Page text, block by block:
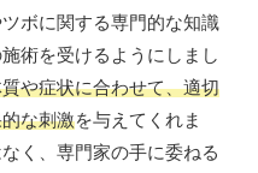
ボに関する専門的な知識
術を受けるようにしまし
や症状に合わせて、適切
な刺激を与えてくれま
く、専門家の手に委ねる